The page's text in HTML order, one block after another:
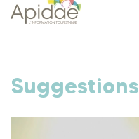
Suggestions